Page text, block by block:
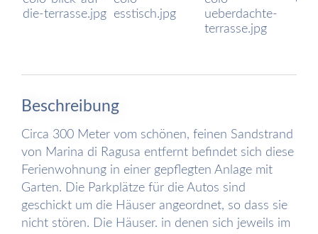
Beschreibung
Circa 300 Meter vom schönen, feinen Sandstrand
von Marina di Ragusa entfernt befindet sich diese
Ferienwohnung in einer gepflegten Anlage mit
Garten. Die Parkplätze für die Autos sind
geschickt um die Häuser angeordnet, so dass sie
nicht stören. Die Häuser. in denen sich jeweils im